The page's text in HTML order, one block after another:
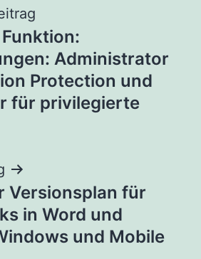
Administrator
Protection und
für privilegierte
Versionsplan für
in Word und
und Mobile